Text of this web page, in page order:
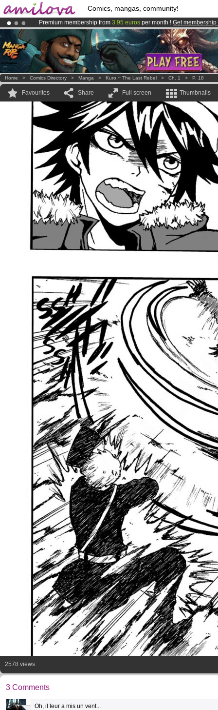
Comics, mangas, community!
Premium membership from 3.95 euros per month ! Get membership
AmilovaKickstarter is now LIVE!.
Already 100000 membersand 1000 comics & mangas!.
Home > Comics Directory > Manga > Kuro ~ The Last Rebel > Ch. 1 > P. 18
Favourites Share Full screen Thumbnails
2578 views
3 Comments
Oh, il leur a mis un vent...